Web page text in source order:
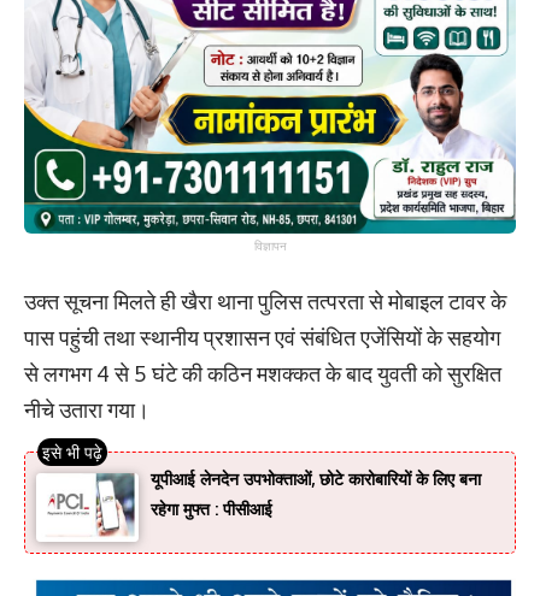
विज्ञापन
उक्त सूचना मिलते ही खैरा थाना पुलिस तत्परता से मोबाइल टावर के
पास पहुंची तथा स्थानीय प्रशासन एवं संबंधित एजेंसियों के सहयोग
से लगभग 4 से 5 घंटे की कठिन मशक्कत के बाद युवती को सुरक्षित
नीचे उतारा गया।
यूपीआई लेनदेन उपभोक्ताओं, छोटे कारोबारियों के लिए बना
रहेगा मुफ्त : पीसीआई